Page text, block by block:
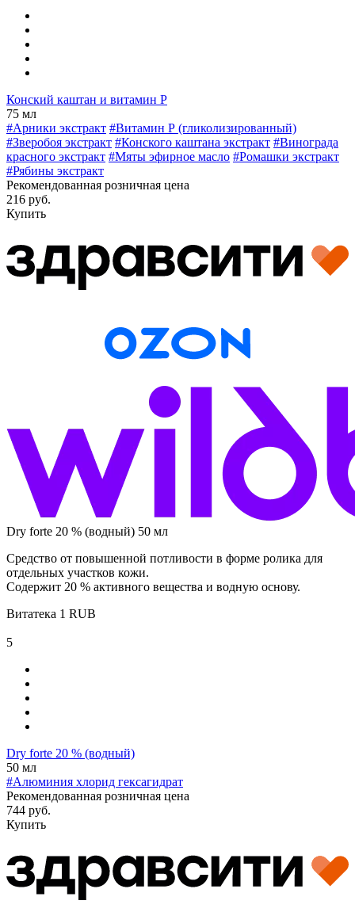
Конский каштан и витамин Р
75 мл
#Арники экстракт #Витамин Р (гликолизированный)
#Зверобоя экстракт #Конского каштана экстракт #Винограда
красного экстракт #Мяты эфирное масло #Ромашки экстракт
#Рябины экстракт
Рекомендованная розничная цена
216 руб.
Купить
Dry forte 20 % (водный) 50 мл
Средство от повышенной потливости в форме ролика для
отдельных участков кожи.
Содержит 20 % активного вещества и водную основу.
Витатека 1 RUB
5
Dry forte 20 % (водный)
50 мл
#Алюминия хлорид гексагидрат
Рекомендованная розничная цена
744 руб.
Купить